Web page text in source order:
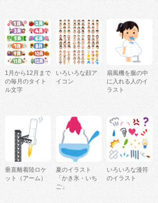
1月から12月まで
の毎月のタイト
ル文字
いろいろな顔ア
イコン
扇風機を服の中
に入れる人のイ
ラスト
垂直離着陸ロケ
ット（アーム）
夏のイラスト
「かき氷・いち
ご」
いろいろな漫符
のイラスト